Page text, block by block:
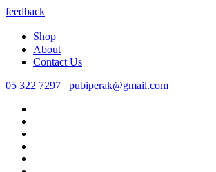
feedback
Shop
About
Contact Us
05 322 7297
pubiperak@gmail.com